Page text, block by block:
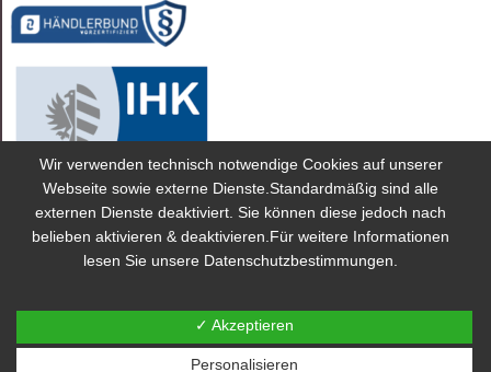
2025 Trauringe Neukind® ist eine Marke von Trauringe Neukind
GmbH eingetragen in Deutschland und anderen Ländern.
Alle Rechte vorbehalten.
Wir verwenden technisch notwendige Cookies auf unserer
Webseite sowie externe Dienste.Standardmäßig sind alle
externen Dienste deaktiviert. Sie können diese jedoch nach
belieben aktivieren & deaktivieren.Für weitere Informationen
lesen Sie unsere Datenschutzbestimmungen.
✓ Akzeptieren
Personalisieren